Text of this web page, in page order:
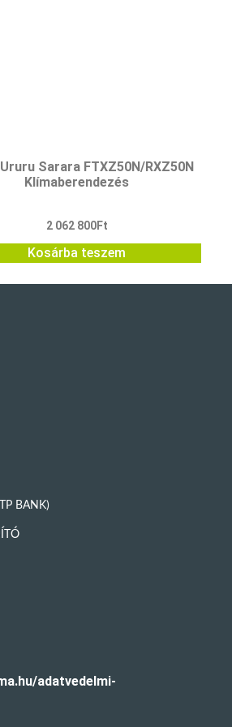
Sarara FTXZ50N/RXZ50N
Klímaberendezés
2 062 800Ft
Kosárba teszem
BANK)
adatvedelmi-